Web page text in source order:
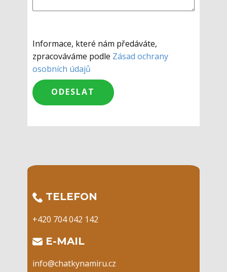
Informace, které nám předáváte,
zpracováváme podle Zásad ochrany
osobních údajů
​TELEFON
+420 704 042 142
​E-MAIL
info@chatkynamiru.cz